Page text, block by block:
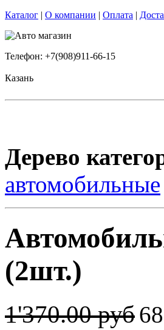
Каталог | О компании | Оплата |
Телефон: +7(908)911-66-15
Казань
Дерево
автомобильные
(2шт.)
1'370.00 руб